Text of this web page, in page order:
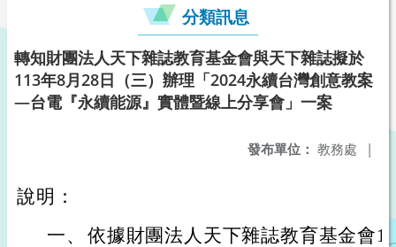
分類訊息
轉知財團法人天下雜誌教育基金會與天下雜誌擬於
113年8月28日（三）辦理「2024永續台灣創意教案
—台電『永續能源』實體暨線上分享會」一案
發布單位： 教務處 |
說明：
一、 依據財團法人天下雜誌教育基金會